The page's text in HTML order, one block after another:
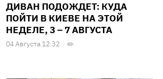
ДИВАН ПОДОЖДЕТ: КУДА
ПОЙТИ В КИЕВЕ НА ЭТОЙ
НЕДЕЛЕ, 3 – 7 АВГУСТА
04 Августа 12:32